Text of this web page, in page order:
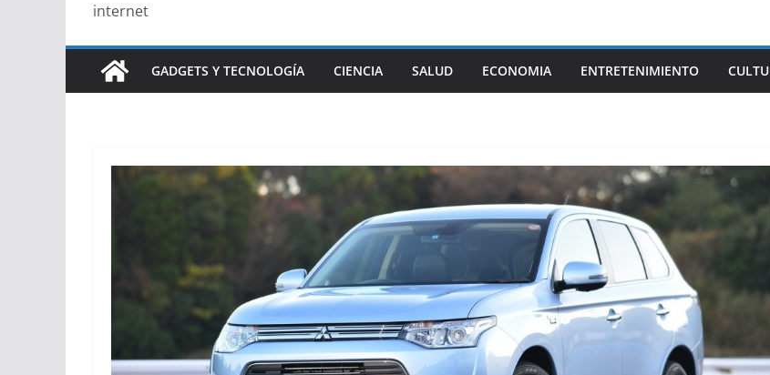
internet
GADGETS Y TECNOLOGÍA CIENCIA SALUD ECONOMIA ENTRETENIMIENTO